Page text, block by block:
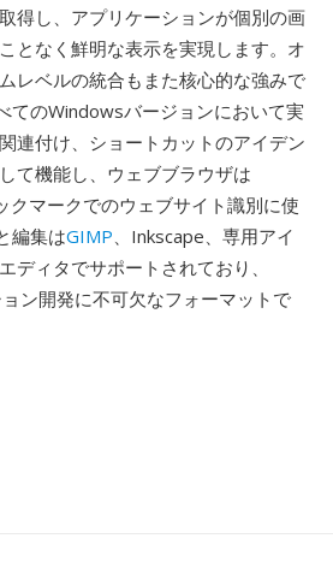
得し、アプリケーションが個別の画
となく鮮明な表示を実現します。オ
レベルの統合もまた核心的な強みで
てのWindowsバージョンにおいて実
連付け、ショートカットのアイデン
て機能し、ウェブブラウザは
クマークでのウェブサイト識別に使
編集はGIMP、Inkscape、専用アイ
ディタでサポートされており、
ン開発に不可欠なフォーマットで